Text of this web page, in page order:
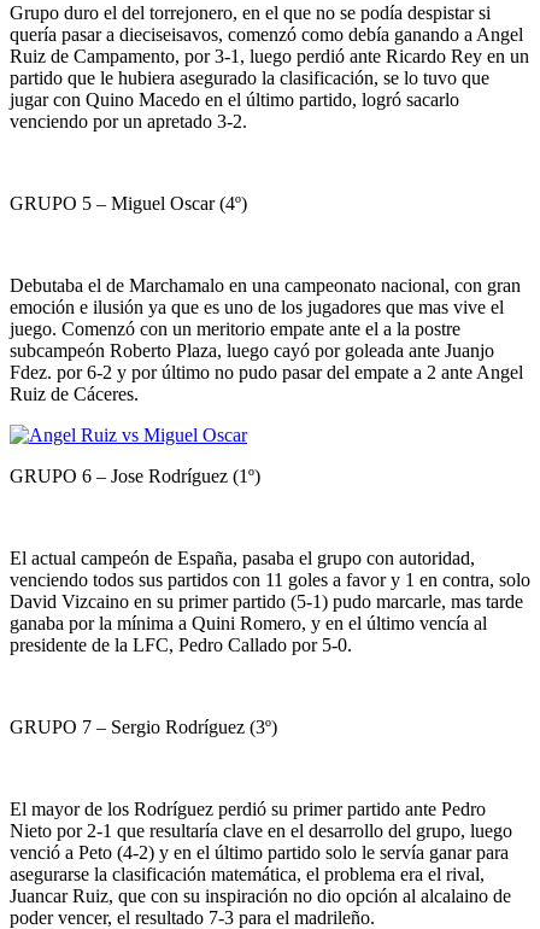
Grupo duro el del torrejonero, en el que no se podía despistar si
quería pasar a dieciseisavos, comenzó como debía ganando a Angel
Ruiz de Campamento, por 3-1, luego perdió ante Ricardo Rey en un
partido que le hubiera asegurado la clasificación, se lo tuvo que
jugar con Quino Macedo en el último partido, logró sacarlo
venciendo por un apretado 3-2.
GRUPO 5 – Miguel Oscar (4º)
Debutaba el de Marchamalo en una campeonato nacional, con gran
emoción e ilusión ya que es uno de los jugadores que mas vive el
juego. Comenzó con un meritorio empate ante el a la postre
subcampeón Roberto Plaza, luego cayó por goleada ante Juanjo
Fdez. por 6-2 y por último no pudo pasar del empate a 2 ante Angel
Ruiz de Cáceres.
GRUPO 6 – Jose Rodríguez (1º)
El actual campeón de España, pasaba el grupo con autoridad,
venciendo todos sus partidos con 11 goles a favor y 1 en contra, solo
David Vizcaino en su primer partido (5-1) pudo marcarle, mas tarde
ganaba por la mínima a Quini Romero, y en el último vencía al
presidente de la LFC, Pedro Callado por 5-0.
GRUPO 7 – Sergio Rodríguez (3º)
El mayor de los Rodríguez perdió su primer partido ante Pedro
Nieto por 2-1 que resultaría clave en el desarrollo del grupo, luego
venció a Peto (4-2) y en el último partido solo le servía ganar para
asegurarse la clasificación matemática, el problema era el rival,
Juancar Ruiz, que con su inspiración no dio opción al alcalaino de
poder vencer, el resultado 7-3 para el madrileño.